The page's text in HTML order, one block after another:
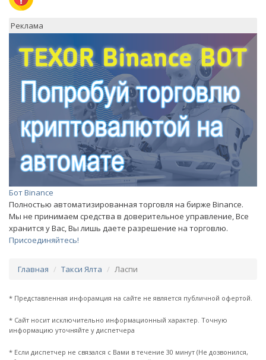
Реклама
Бот Binance
Полностью автоматизированная торговля на бирже Binance.
Мы не принимаем средства в доверительное управление, Все
хранится у Вас, Вы лишь даете разрешение на торговлю.
Присоединяйтесь!
Главная Такси Ялта Ласпи
* Представленная инфорамция на сайте не является публичной офертой.
* Сайт носит исключительно информационный характер. Точную
информацию уточняйте у диспетчера
* Если диспетчер не связался с Вами в течение 30 минут (Не дозвонился,